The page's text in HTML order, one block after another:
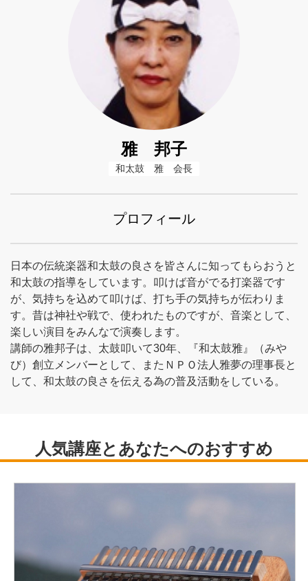
雅 邦子
和太鼓　雅　会長
プロフィール
日本の伝統楽器和太鼓の良さを皆さんに知ってもらおうと
和太鼓の指導をしています。叩けば音がでる打楽器です
が、気持ちを込めて叩けば、打ち手の気持ちが伝わりま
す。昔は神社や戦で、使われたものですが、音楽として、
楽しい演目をみんなで演奏します。
講師の雅邦子は、太鼓叩いて30年、『和太鼓雅』（みや
び）創立メンバーとして、またＮＰＯ法人雅夢の理事長と
して、和太鼓の良さを伝える為の普及活動をしている。